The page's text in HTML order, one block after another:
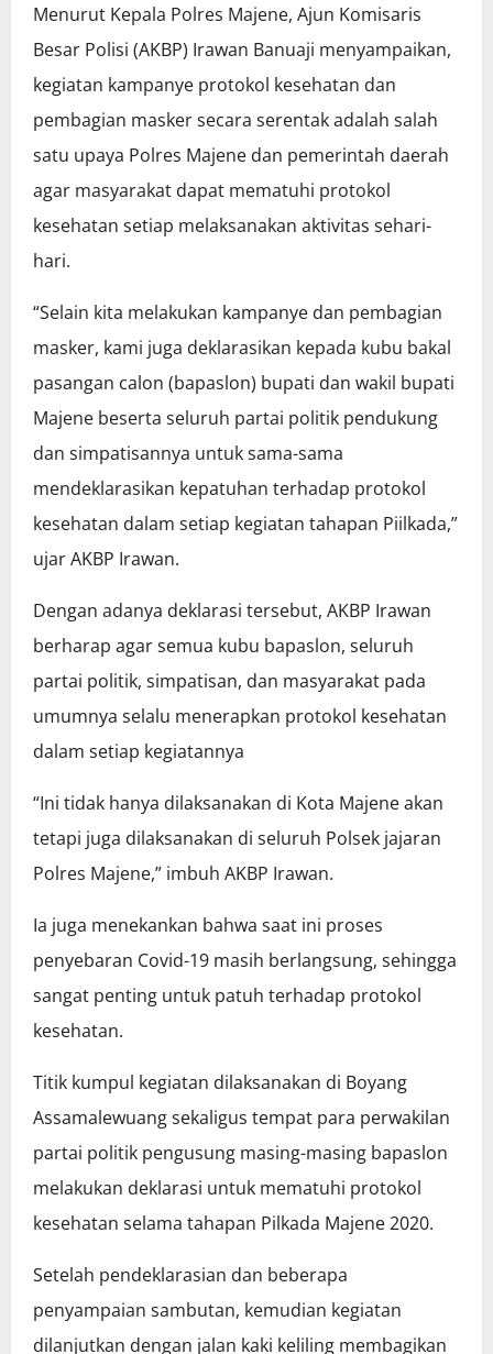
Menurut Kepala Polres Majene, Ajun Komisaris
Besar Polisi (AKBP) Irawan Banuaji menyampaikan,
kegiatan kampanye protokol kesehatan dan
pembagian masker secara serentak adalah salah
satu upaya Polres Majene dan pemerintah daerah
agar masyarakat dapat mematuhi protokol
kesehatan setiap melaksanakan aktivitas sehari-
hari.
“Selain kita melakukan kampanye dan pembagian
masker, kami juga deklarasikan kepada kubu bakal
pasangan calon (bapaslon) bupati dan wakil bupati
Majene beserta seluruh partai politik pendukung
dan simpatisannya untuk sama-sama
mendeklarasikan kepatuhan terhadap protokol
kesehatan dalam setiap kegiatan tahapan Piilkada,”
ujar AKBP Irawan.
Dengan adanya deklarasi tersebut, AKBP Irawan
berharap agar semua kubu bapaslon, seluruh
partai politik, simpatisan, dan masyarakat pada
umumnya selalu menerapkan protokol kesehatan
dalam setiap kegiatannya
“Ini tidak hanya dilaksanakan di Kota Majene akan
tetapi juga dilaksanakan di seluruh Polsek jajaran
Polres Majene,” imbuh AKBP Irawan.
Ia juga menekankan bahwa saat ini proses
penyebaran Covid-19 masih berlangsung, sehingga
sangat penting untuk patuh terhadap protokol
kesehatan.
Titik kumpul kegiatan dilaksanakan di Boyang
Assamalewuang sekaligus tempat para perwakilan
partai politik pengusung masing-masing bapaslon
melakukan deklarasi untuk mematuhi protokol
kesehatan selama tahapan Pilkada Majene 2020.
Setelah pendeklarasian dan beberapa
penyampaian sambutan, kemudian kegiatan
dilanjutkan dengan jalan kaki keliling membagikan